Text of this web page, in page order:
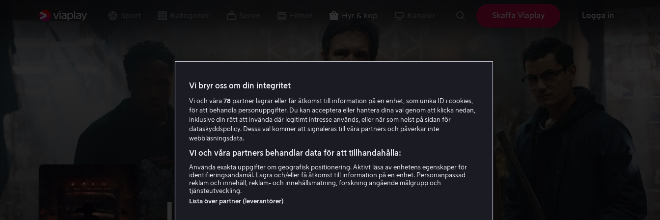
Sport Hyr & köp Skaffa Viaplay Logga in
Jeepers Creepers:
Vi bryr oss om din integritet
Vi och våra 78 partner lagrar eller får åtkomst till information på en enhet, som unika ID i cookies,
för att behandla personuppgifter. Du kan acceptera eller hantera dina val genom att klicka nedan,
inklusive din rätt att invända där legitimt intresse används, eller när som helst på sidan för
dataskyddspolicy. Dessa val kommer att signaleras till våra partners och påverkar inte
webbläsningsdata.
Vi och våra partners behandlar data för att tillhandahålla:
Använda exakta uppgifter om geografisk positionering. Aktivt läsa av enhetens egenskaper för
identifieringsändamål. Lagra och/eller få åtkomst till information på en enhet. Personanpassad
reklam och innehåll, reklam- och innehållsmätning, forskning angående målgrupp och
tjänsteutveckling.
Lista över partner (leverantörer)